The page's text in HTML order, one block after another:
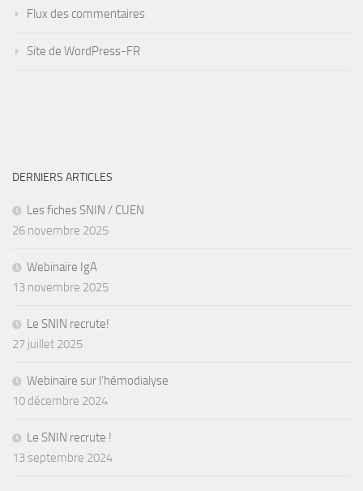
Flux des commentaires
Site de WordPress-FR
DERNIERS ARTICLES
Les fiches SNIN / CUEN
26 novembre 2025
Webinaire IgA
13 novembre 2025
Le SNIN recrute!
27 juillet 2025
Webinaire sur l’hémodialyse
10 décembre 2024
Le SNIN recrute !
13 septembre 2024